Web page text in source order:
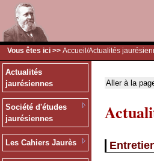
Vous êtes ici >> Accueil /Actualités
Actualités
jaurésiennes
Société d'études
jaurésiennes
Les Cahiers Jaurès
Aller à la